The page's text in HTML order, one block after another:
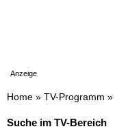
Anzeige
Home » TV-Programm »
Suche im TV-Bereich